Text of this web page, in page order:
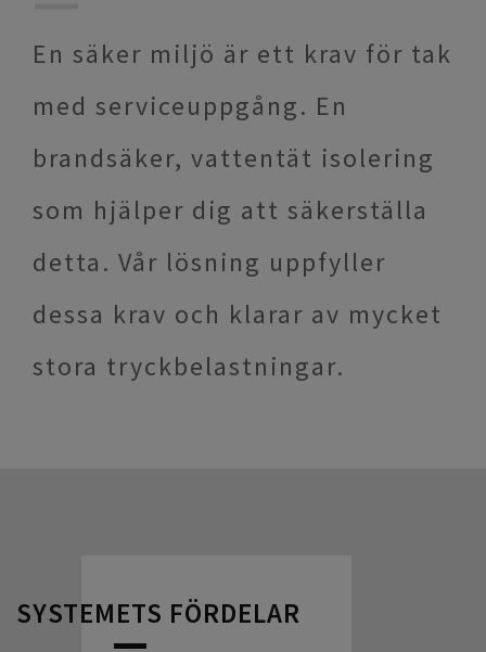
En säker miljö är ett krav för tak
med serviceuppgång. En
brandsäker, vattentät isolering
som hjälper dig att säkerställa
detta. Vår lösning uppfyller
dessa krav och klarar av mycket
stora tryckbelastningar.
SYSTEMETS FÖRDELAR